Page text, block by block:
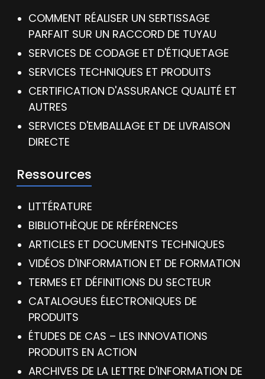
COMMENT RÉALISER UN SERTISSAGE
PARFAIT SUR UN RACCORD DE TUYAU
SERVICES DE CODAGE ET D'ÉTIQUETAGE
SERVICES TECHNIQUES ET PRODUITS
CERTIFICATION D'ASSURANCE QUALITÉ ET
AUTRES
SERVICES D'EMBALLAGE ET DE LIVRAISON
DIRECTE
Ressources
LITTÉRATURE
BIBLIOTHÈQUE DE RÉFÉRENCES
ARTICLES ET DOCUMENTS TECHNIQUES
VIDÉOS D'INFORMATION ET DE FORMATION
TERMES ET DÉFINITIONS DU SECTEUR
CATALOGUES ÉLECTRONIQUES DE
PRODUITS
ÉTUDES DE CAS – LES INNOVATIONS
PRODUITS EN ACTION
ARCHIVES DE LA LETTRE D'INFORMATION DE